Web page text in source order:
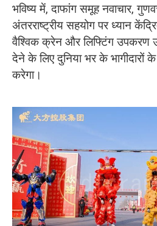
भविष्य में, दाफांग समूह नवाचार,
अंतरराष्ट्रीय सहयोग पर ध्यान
वैश्विक क्रेन और लिफ्टिंग उपकरण
देने के लिए दुनिया भर के भागीदारों
करेगा।